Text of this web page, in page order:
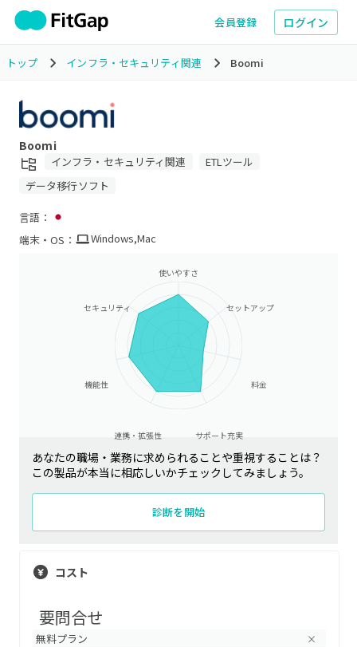
会員登録 ログイン
トップ インフラ・セキュリティ関連 Boomi
Boomi
インフラ・セキュリティ関連
ETLツール
データ移行ソフト
言語：
端末・OS：
Windows,Mac
使いやすさ
セットアップ
料金
サポート充実
連携・拡張性
機能性
セキュリティ
あなたの職場・業務に求められることや重視することは？
この製品が本当に相応しいかチェックしてみましょう。
診断を開始
コスト
要問合せ
無料プラン ×